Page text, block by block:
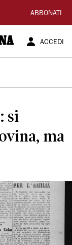
ABBONATI
ACCEDI
si
ma